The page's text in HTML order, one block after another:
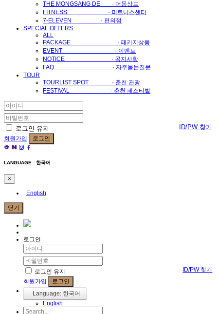
THE MONGSANG DE · 더몽상드
FITNESS · 피트니스센터
7-ELEVEN · 편의점
SPECIAL OFFERS
ALL
PACKAGE · 패키지상품
EVENT · 이벤트
NOTICE · 공지사항
FAQ · 자주묻는질문
TOUR
TOURLIST SPOT · 춘천 관광
FESTIVAL · 춘천 페스티벌
로그인 유지 ID/PW 찾기
회원가입 로그인
LANGUAGE : 한국어
×
English
닫기
로그인
로그인 유지
ID/PW 찾기
회원가입
로그인
Language: 한국어
English